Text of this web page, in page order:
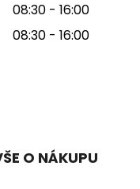
08:30 - 16:00
08:30 - 16:00
O NÁKUPU